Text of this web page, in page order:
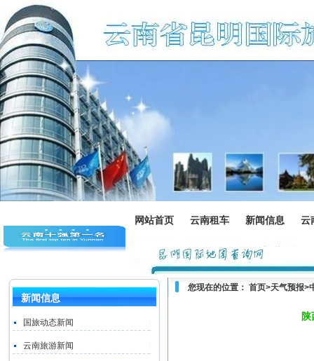
网站首页 云南租车 新闻信息 云
新闻信息
国旅动态新闻
云南旅游新闻
您现在的位置： 首页>天气预报>